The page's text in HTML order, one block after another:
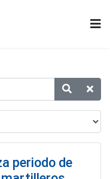
periodo de